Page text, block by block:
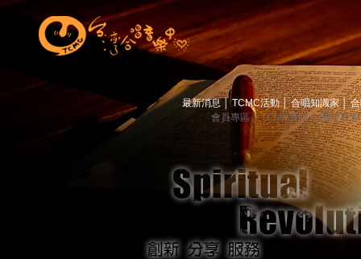
最新消息 TCMC活動│ 合唱知識家│
會員專區│ TCMC會訊│ 關於